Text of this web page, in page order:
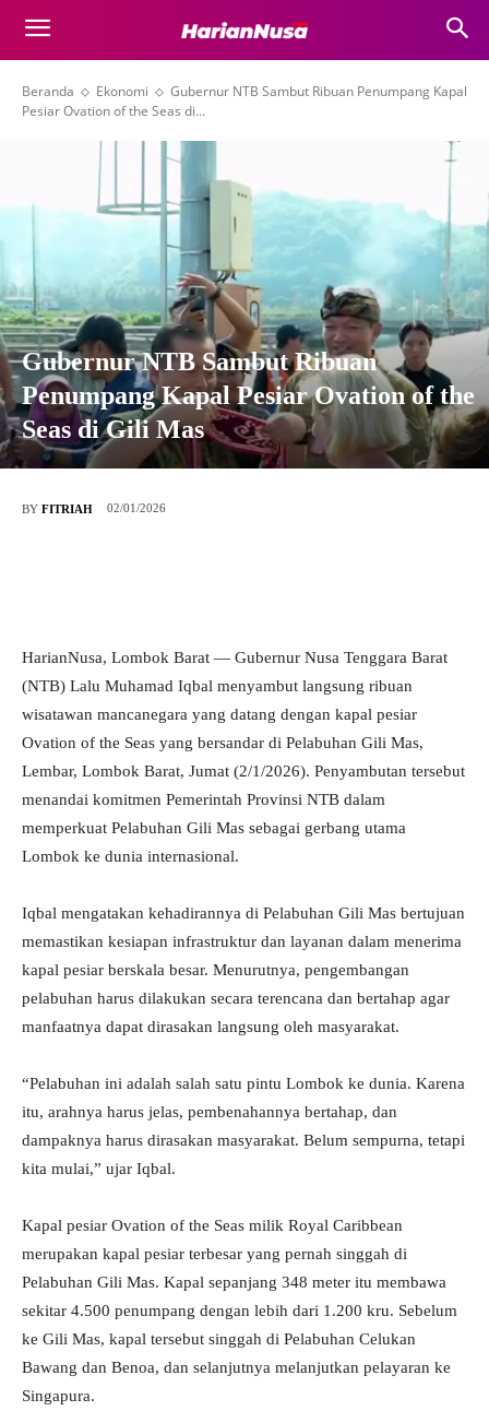
Beranda Ekonomi
Gubernur NTB Sambut Ribuan Penumpang Kapal
Pesiar Ovation of the Seas di...
Gubernur NTB Sambut Ribuan
Penumpang Kapal Pesiar Ovation of the
Seas di Gili Mas
BY FITRIAH 02/01/2026
HarianNusa, Lombok Barat — Gubernur Nusa Tenggara Barat
(NTB) Lalu Muhamad Iqbal menyambut langsung ribuan
wisatawan mancanegara yang datang dengan kapal pesiar
Ovation of the Seas yang bersandar di Pelabuhan Gili Mas,
Lembar, Lombok Barat, Jumat (2/1/2026). Penyambutan tersebut
menandai komitmen Pemerintah Provinsi NTB dalam
memperkuat Pelabuhan Gili Mas sebagai gerbang utama
Lombok ke dunia internasional.
Iqbal mengatakan kehadirannya di Pelabuhan Gili Mas bertujuan
memastikan kesiapan infrastruktur dan layanan dalam menerima
kapal pesiar berskala besar. Menurutnya, pengembangan
pelabuhan harus dilakukan secara terencana dan bertahap agar
manfaatnya dapat dirasakan langsung oleh masyarakat.
“Pelabuhan ini adalah salah satu pintu Lombok ke dunia. Karena
itu, arahnya harus jelas, pembenahannya bertahap, dan
dampaknya harus dirasakan masyarakat. Belum sempurna, tetapi
kita mulai,” ujar Iqbal.
Kapal pesiar Ovation of the Seas milik Royal Caribbean
merupakan kapal pesiar terbesar yang pernah singgah di
Pelabuhan Gili Mas. Kapal sepanjang 348 meter itu membawa
sekitar 4.500 penumpang dengan lebih dari 1.200 kru. Sebelum
ke Gili Mas, kapal tersebut singgah di Pelabuhan Celukan
Bawang dan Benoa, dan selanjutnya melanjutkan pelayaran ke
Singapura.